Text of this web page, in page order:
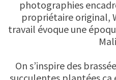
photographies
propriétaire original,
travail évoque une
On s’inspire des